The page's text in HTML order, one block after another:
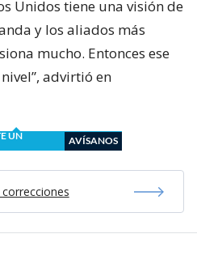
Unidos tiene una visión de
y los aliados más
mucho. Entonces ese
advirtió en
UN
AVÍSANOS